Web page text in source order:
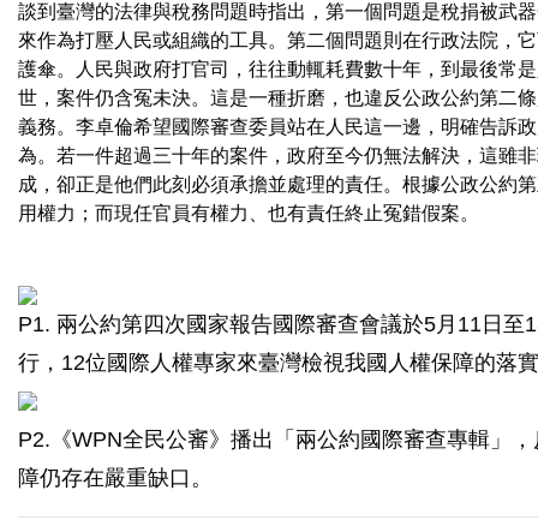
談到臺灣的法律與稅務問題時指出，第一個問題是稅捐被武
來作為打壓人民或組織的工具。第二個問題則在行政法院，
護傘。人民與政府打官司，往往動輒耗費數十年，到最後常
世，案件仍含冤未決。這是一種折磨，也違反公政公約第二
義務。李卓倫希望國際審查委員站在人民這一邊，明確告訴
為。若一件超過三十年的案件，政府至今仍無法解決，這雖
成，卻正是他們此刻必須承擔並處理的責任。根據公政公約
用權力；而現任官員有權力、也有責任終止冤錯假案。
P1. 兩公約第四次國家報告國際審查會議於5月11日至
行，12位國際人權專家來臺灣檢視我國人權保障的落
P2.《WPN全民公審》播出「兩公約國際審查專輯」
障仍存在嚴重缺口。